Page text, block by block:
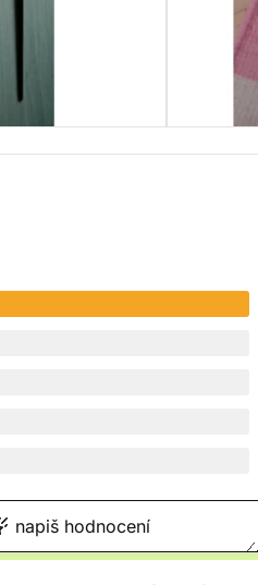
napiš hodnocení